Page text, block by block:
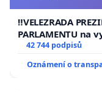
‼️VELEZRADA
PARLAMENTU na
144 jednacího
usnesení k
republiky
42 744 podpisů
Oznámení o